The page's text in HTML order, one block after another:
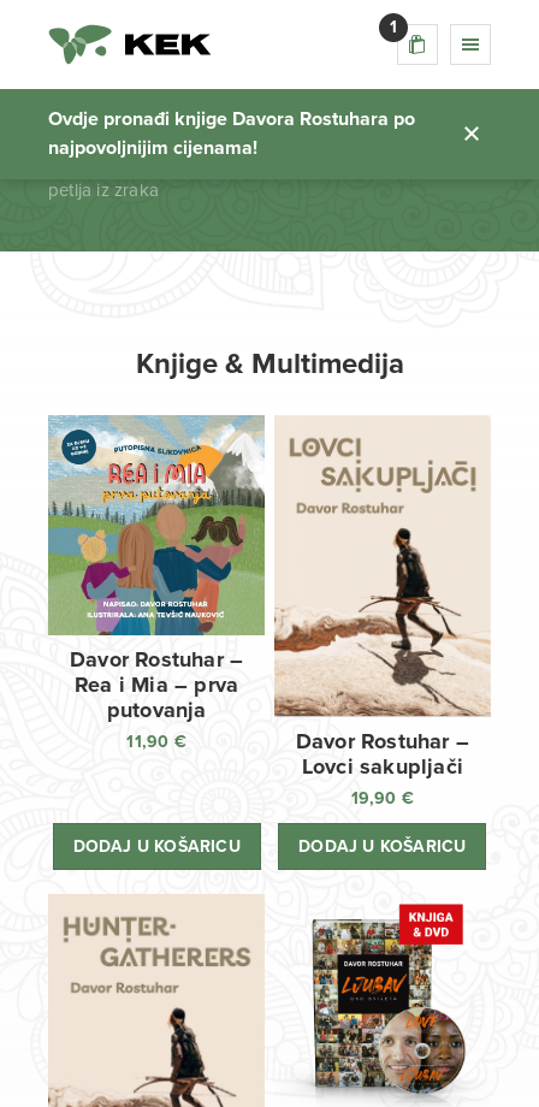
1
Ovdje pronađi knjige Davora Rostuhara po
najpovoljnijim cijenama!
petlja iz zraka
Početna stranica
petlja iz zraka
Knjige & Multimedija
Davor Rostuhar –
Rea i Mia – prva
putovanja
11,90 €
DODAJ U KOŠARICU
Davor Rostuhar –
Lovci sakupljači
19,90 €
DODAJ U KOŠARICU